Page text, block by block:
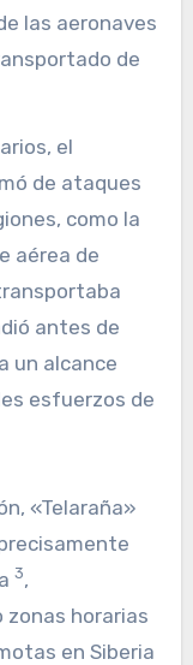
las aeronaves
de
el
de ataques
como la
aérea de
antes de
un alcance
esfuerzos de
«Telaraña»
3,
horarias
en Siberia